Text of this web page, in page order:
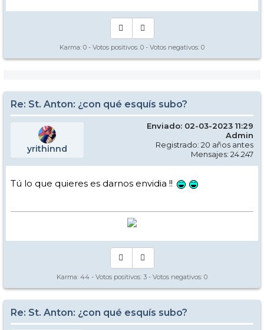
Karma: 0 - Votos positivos: 0 - Votos negativos: 0
Re: St. Anton: ¿con qué esquís subo?
yrithinnd
Enviado: 02-03-2023 11:29
Admin
Registrado: 20 años antes
Mensajes: 24.247
Tú lo que quieres es darnos envidia !!
Karma: 44 - Votos positivos: 3 - Votos negativos: 0
Re: St. Anton: ¿con qué esquís subo?